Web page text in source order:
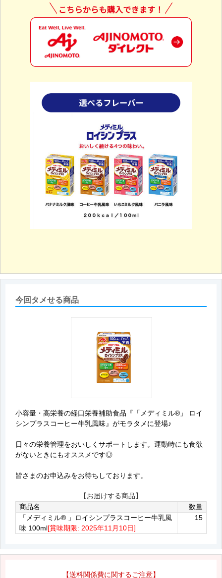
今回タメせる商品
小容量・高栄養の経口栄養補助食品『「メディミル®」 ロイ
シンプラスコーヒー牛乳風味』がモラタメに登場♪
日々の栄養管理をおいしくサポートします。運動時にも食欲
がないときにもオススメです◎
皆さまのお申込みをお待ちしております。
【お届けする商品】
商品名
数量
「メディミル® 」ロイシンプラスコーヒー牛乳風
味 100ml[賞味期限: 2025年11月10日]
15
【送料関係費に関するご注意】